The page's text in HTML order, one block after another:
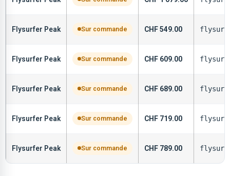
Flysurfer Peak Sur commande CHF549.00
Flysurfer Peak Sur commande CHF 609.00
Flysurfer Peak Sur commande CHF 689.00
Flysurfer Peak Sur commande CHF 719.00
Flysurfer Peak Sur commande CHF 789.00